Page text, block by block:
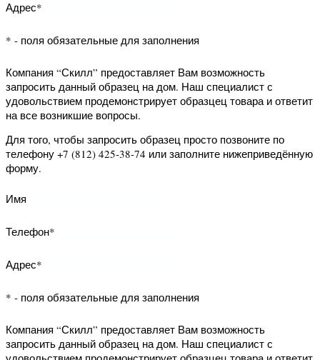
Телефон*
* - поля обязательные для заполнения
Компания “Скилл” предоставляет Вам
возможность запросить данный
удовольствием продемонстрирует
возникшие вопросы.
просто позвоните по телефону +7
(812) 425-38-74 или заполните
нижеприведённую форму.